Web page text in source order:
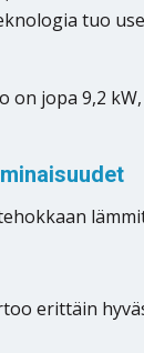
tuo
on jopa 9,2
erittäin